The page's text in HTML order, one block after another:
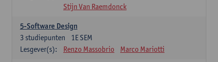
Stijn Van Raemdonck
5-Software Design
1E SEM
3 studiepunten
Lesgever(s):
Renzo Massobrio Marco Mariotti